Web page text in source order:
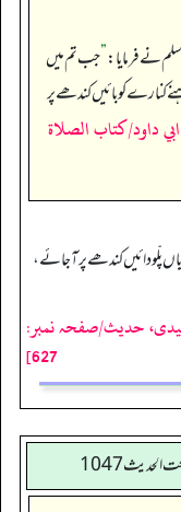
نے فرمایا:”جب تم میں
کو بائیں کندھے پر
داود/كتاب الصلاة
پلّو دائیں کندھے پر آ جائے،
حدیث/صفحہ نمبر:
627]
الحديث1047